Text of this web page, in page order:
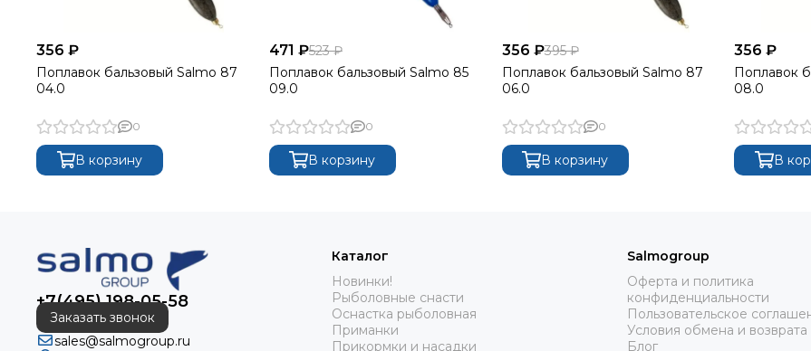
356 ₽
Поплавок бальзовый Salmo 87
04.0
0
В корзину
471 ₽523 ₽
Поплавок бальзовый Salmo 85
09.0
0
В корзину
356 ₽395 ₽
Поплавок бальзовый Salmo 87
06.0
0
В корзину
356 ₽
Поплавок
08.0
В
+7(495) 198-05-58
Заказать звонок
sales@salmogroup.ru
Каталог
Новинки!
Рыболовные снасти
Оснастка рыболовная
Приманки
Прикормки и насадки
Salmogroup
Оферта и политика
конфиденциальности
Пользовательское
Условия обмена и возврата
Блог